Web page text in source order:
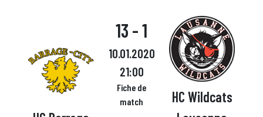
13 - 1
10.01.2020
21:00
Fiche de
match
HC Wildcats